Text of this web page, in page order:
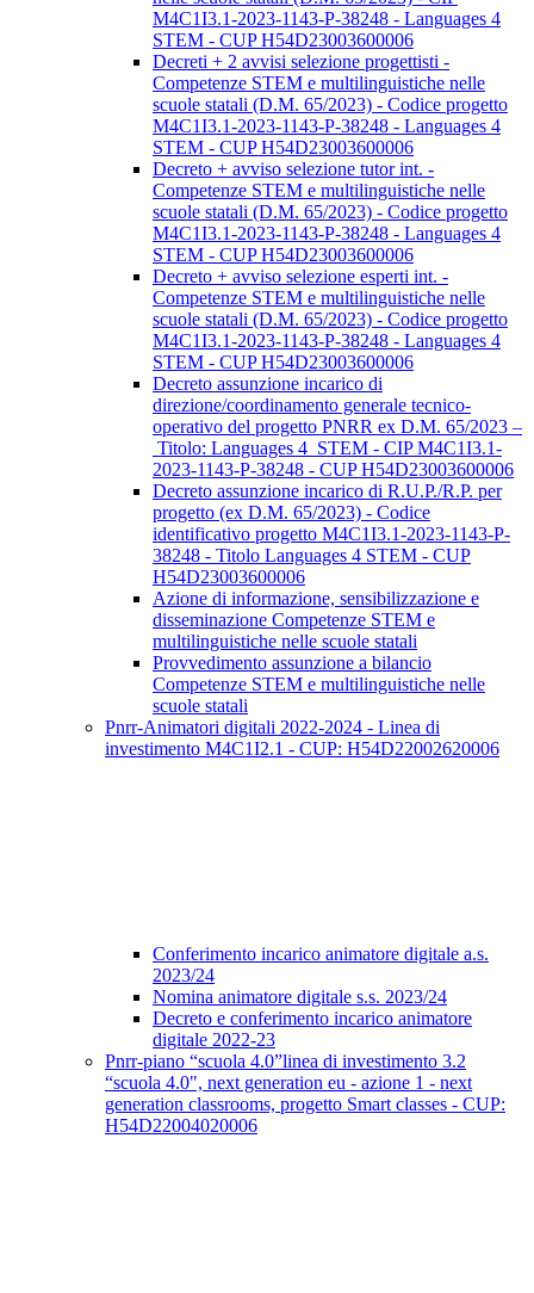
M4C1I3.1-2023-1143-P-38248 - Languages 4
STEM - CUP H54D23003600006
Decreti + 2 avvisi selezione progettisti -
Competenze STEM e multilinguistiche nelle
scuole statali (D.M. 65/2023) - Codice progetto
M4C1I3.1-2023-1143-P-38248 - Languages 4
STEM - CUP H54D23003600006
Decreto + avviso selezione tutor int. -
Competenze STEM e multilinguistiche nelle
scuole statali (D.M. 65/2023) - Codice progetto
M4C1I3.1-2023-1143-P-38248 - Languages 4
STEM - CUP H54D23003600006
Decreto + avviso selezione esperti int. -
Competenze STEM e multilinguistiche nelle
scuole statali (D.M. 65/2023) - Codice progetto
M4C1I3.1-2023-1143-P-38248 - Languages 4
STEM - CUP H54D23003600006
Decreto assunzione incarico di
direzione/coordinamento generale tecnico-
operativo del progetto PNRR ex D.M. 65/2023 –
Titolo: Languages 4 STEM - CIP M4C1I3.1-
2023-1143-P-38248 - CUP H54D23003600006
Decreto assunzione incarico di R.U.P./R.P. per
progetto (ex D.M. 65/2023) - Codice
identificativo progetto M4C1I3.1-2023-1143-P-
38248 - Titolo Languages 4 STEM - CUP
H54D23003600006
Azione di informazione, sensibilizzazione e
disseminazione Competenze STEM e
multilinguistiche nelle scuole statali
Provvedimento assunzione a bilancio
Competenze STEM e multilinguistiche nelle
scuole statali
Pnrr-Animatori digitali 2022-2024 - Linea di
investimento M4C1I2.1 - CUP: H54D22002620006
Conferimento incarico animatore digitale a.s.
2023/24
Nomina animatore digitale s.s. 2023/24
Decreto e conferimento incarico animatore
digitale 2022-23
Pnrr-piano “scuola 4.0”linea di investimento 3.2
“scuola 4.0", next generation eu - azione 1 - next
generation classrooms, progetto Smart classes - CUP:
H54D22004020006